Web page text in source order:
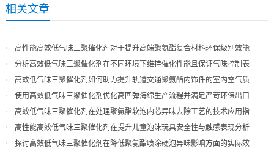
相关文章
高性能高效低气味三聚催化剂对于提升高端聚氨酯复合材料环保级别效能
分析高效低气味三聚催化剂在不同环境下维持催化性能且保证气味控制表
现
高效低气味三聚催化剂如何助力提升轨道交通聚氨酯内饰件的室内空气质
量
使用高效低气味三聚催化剂优化高回弹海绵生产流程并满足严苛环保出口
高效低气味三聚催化剂在处理聚氨酯软泡内芯异味去除工艺的技术应用指
导
高性能高效低气味三聚催化剂在提升儿童泡沫玩具安全性与触感表现分析
探讨高效低气味三聚催化剂在降低聚氨酯喷涂硬泡异味影响方面的实际效